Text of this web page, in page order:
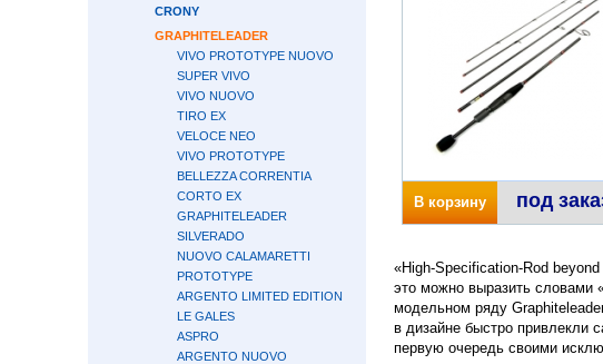
CRONY
GRAPHITELEADER
VIVO PROTOTYPE NUOVO
SUPER VIVO
VIVO NUOVO
TIRO EX
VELOCE NEO
VIVO PROTOTYPE
BELLEZZA CORRENTIA
CORTO EX
GRAPHITELEADER
SILVERADO
NUOVO CALAMARETTI
PROTOTYPE
ARGENTO LIMITED EDITION
LE GALES
ASPRO
ARGENTO NUOVO
В корзину под
«High-Specification-Rod
это можно выразить словами
модельном ряду
в дизайне быстро привлекли
первую очередь своими